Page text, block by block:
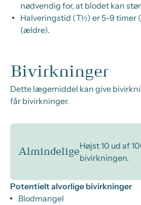
nødvendig for, at blodet kan
Halveringstid (T½) er 5-9 timer
(ældre).
Bivirkninger
Dette lægemiddel kan give
får bivirkninger.
Almindelige
Højst 10 ud af
bivirkningen.
Potentielt alvorlige bivirkninger
Blodmangel